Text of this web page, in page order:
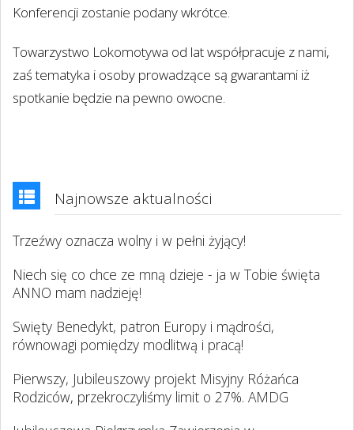
Konferencji zostanie podany wkrótce.
Towarzystwo Lokomotywa od lat współpracuje z nami,
zaś tematyka i osoby prowadzące są gwarantami iż
spotkanie będzie na pewno owocne.
Najnowsze aktualności
Trzeźwy oznacza wolny i w pełni żyjący!
Niech się co chce ze mną dzieje - ja w Tobie święta
ANNO mam nadzieję!
Swięty Benedykt, patron Europy i mądrości,
równowagi pomiędzy modlitwą i pracą!
Pierwszy, Jubileuszowy projekt Misyjny Różańca
Rodziców, przekroczyliśmy limit o 27%. AMDG